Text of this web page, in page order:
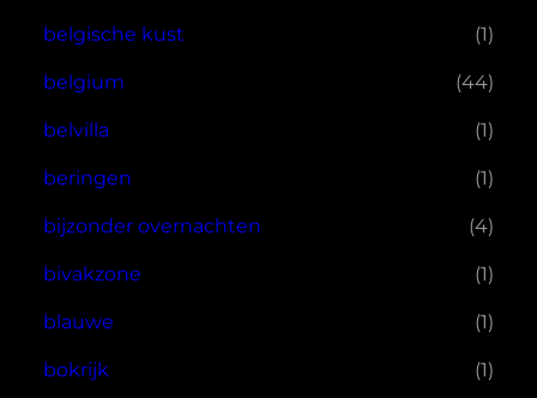
belgische kust (1)
belgium (44)
belvilla (1)
beringen (1)
bijzonder overnachten (4)
bivakzone (1)
blauwe (1)
bokrijk (1)